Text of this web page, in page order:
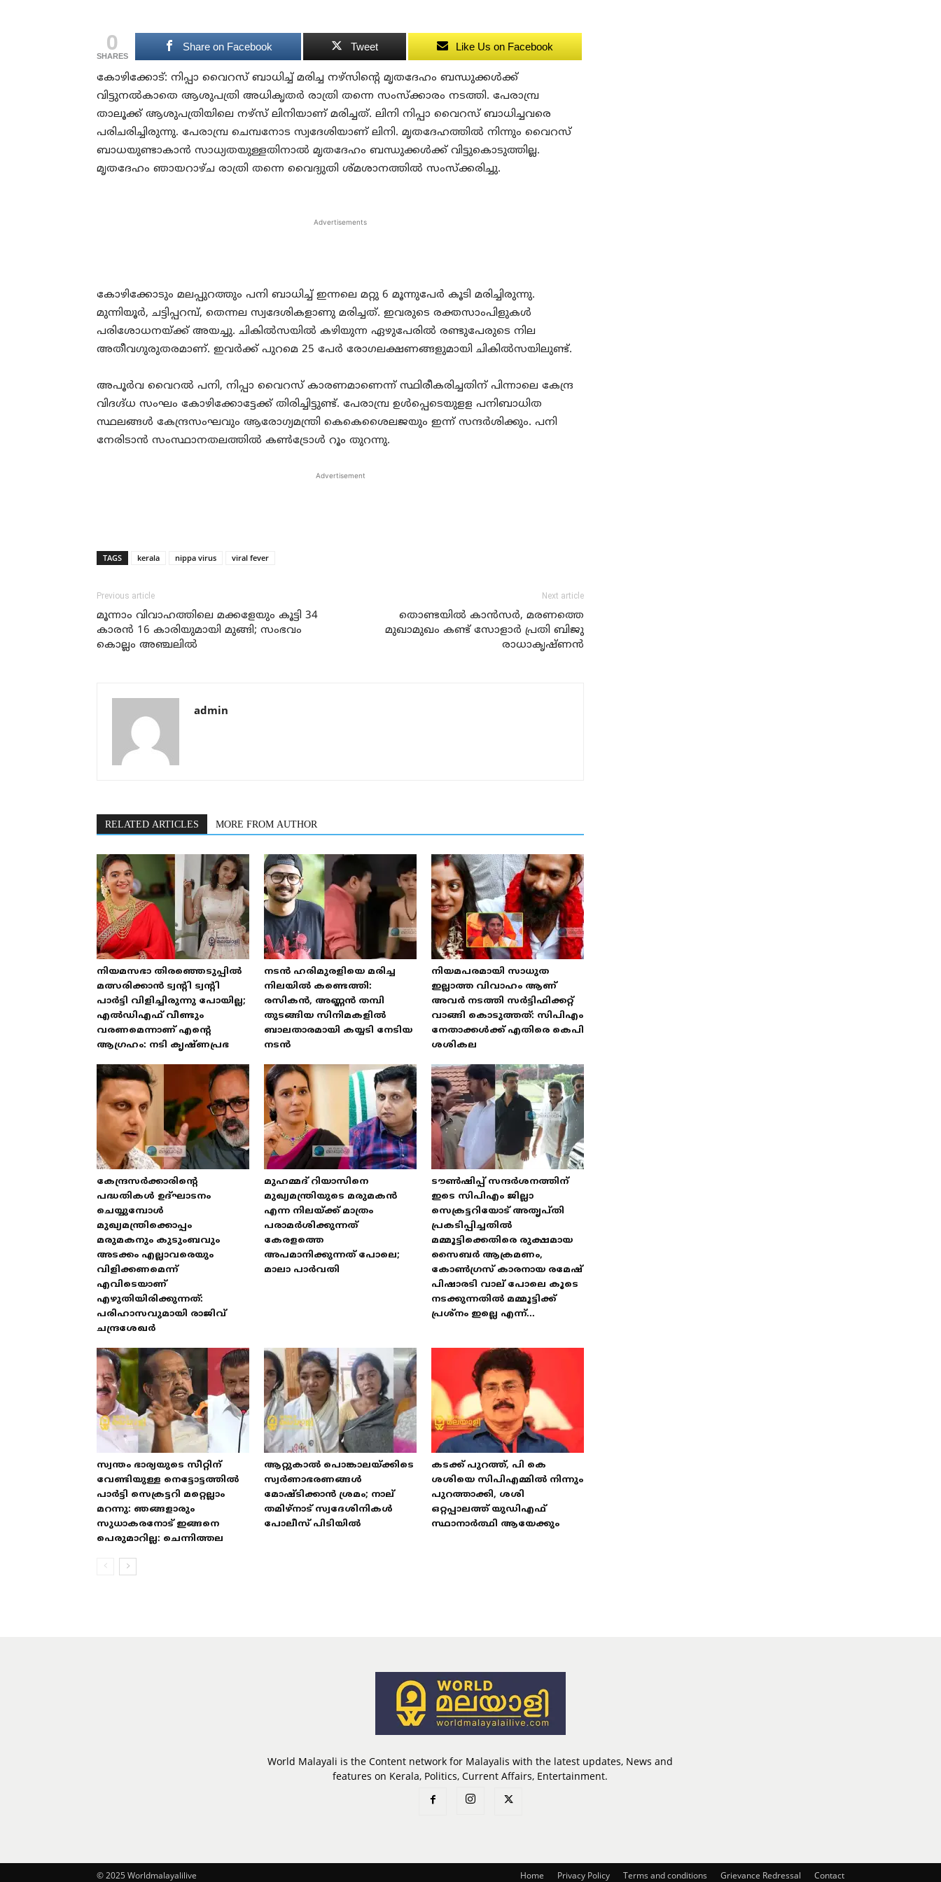
0
SHARES
Share on Facebook Tweet Like Us on Facebook
കോഴിക്കോട്: നിപ്പാ വൈറസ് ബാധിച്ച് മരിച്ച നഴ്സിന്റെ മൃതദേഹം ബന്ധുക്കള്‍ക്ക്
വിട്ടുനല്‍കാതെ ആശുപത്രി അധികൃതര്‍ രാത്രി തന്നെ സംസ്‌ക്കാരം നടത്തി. പേരാമ്പ്ര
താലൂക്ക് ആശുപത്രിയിലെ നഴ്സ് ലിനിയാണ് മരിച്ചത്. ലിനി നിപ്പാ വൈറസ് ബാധിച്ചവരെ
പരിചരിച്ചിരുന്നു. പേരാമ്പ്ര ചെമ്പനോട സ്വദേശിയാണ് ലിനി. മൃതദേഹത്തില്‍ നിന്നും വൈറസ്
ബാധയുണ്ടാകാന്‍ സാധ്യതയുള്ളതിനാല്‍ മൃതദേഹം ബന്ധുക്കള്‍ക്ക് വിട്ടുകൊടുത്തില്ല.
മൃതദേഹം ഞായറാഴ്ച രാത്രി തന്നെ വൈദ്യുതി ശ്മശാനത്തില്‍ സംസ്‌ക്കരിച്ചു.
Advertisements
കോഴിക്കോടും മലപ്പുറത്തും പനി ബാധിച്ച് ഇന്നലെ മറ്റു 6 മൂന്നുപേര്‍ കൂടി മരിച്ചിരുന്നു.
മുന്നിയൂര്‍, ചട്ടിപ്പറമ്പ്, തെന്നല സ്വദേശികളാണു മരിച്ചത്. ഇവരുടെ രക്തസാംപിളുകള്‍
പരിശോധനയ്ക്ക് അയച്ചു. ചികില്‍സയില്‍ കഴിയുന്ന ഏഴുപേരില്‍ രണ്ടുപേരുടെ നില
അതീവഗുരുതരമാണ്. ഇവര്‍ക്ക് പുറമെ 25 പേര്‍ രോഗലക്ഷണങ്ങളുമായി ചികില്‍സയിലുണ്ട്.
അപൂര്‍വ വൈറല്‍ പനി, നിപ്പാ വൈറസ് കാരണമാണെന്ന് സ്ഥിരീകരിച്ചതിന് പിന്നാലെ കേന്ദ്ര
വിദഗ്ദ്ധ സംഘം കോഴിക്കോട്ടേക്ക് തിരിച്ചിട്ടുണ്ട്. പേരാമ്പ്ര ഉള്‍പ്പെടെയുളള പനിബാധിത
സ്ഥലങ്ങള്‍ കേന്ദ്രസംഘവും ആരോഗ്യമന്ത്രി കെകെശൈലജയും ഇന്ന് സന്ദര്‍ശിക്കും. പനി
നേരിടാന്‍ സംസ്ഥാനതലത്തില്‍ കണ്‍ട്രോള്‍ റൂം തുറന്നു.
Advertisement
TAGS kerala nippa virus viral fever
Previous article
മൂന്നാം വിവാഹത്തിലെ മക്കളേയും കൂട്ടി 34
കാരന്‍ 16 കാരിയുമായി മുങ്ങി; സംഭവം
കൊല്ലം അഞ്ചലില്‍
Next article
തൊണ്ടയില്‍ കാന്‍സര്‍, മരണത്തെ
മുഖാമുഖം കണ്ട് സോളാര്‍ പ്രതി ബിജു
രാധാകൃഷ്ണന്‍
admin
RELATED ARTICLES MORE FROM AUTHOR
നിയമസഭാ തിരഞ്ഞെടുപ്പിൽ
മത്സരിക്കാൻ ട്വന്റി ട്വന്റി
പാർട്ടി വിളിച്ചിരുന്നു പോയില്ല;
എൽഡിഎഫ് വീണ്ടും
വരണമെന്നാണ് എന്റെ
ആഗ്രഹം: നടി കൃഷ്ണപ്രഭ
നടൻ ഹരിമുരളിയെ മരിച്ച
നിലയിൽ കണ്ടെത്തി:
രസികൻ, അണ്ണൻ തമ്പി
തുടങ്ങിയ സിനിമകളിൽ
ബാലതാരമായി കയ്യടി നേടിയ
നടൻ
നിയമപരമായി സാധുത
ഇല്ലാത്ത വിവാഹം ആണ്
അവർ നടത്തി സർട്ടിഫിക്കറ്റ്
വാങ്ങി കൊടുത്തത്: സിപിഎം
നേതാക്കൾക്ക് എതിരെ കെപി
ശശികല
കേന്ദ്രസർക്കാരിന്റെ
പദ്ധതികൾ ഉദ്ഘാടനം
ചെയ്യുമ്പോൾ
മുഖ്യമന്ത്രിക്കൊപ്പം
മരുമകനും കുടുംബവും
അടക്കം എല്ലാവരെയും
വിളിക്കണമെന്ന്
എവിടെയാണ്
എഴുതിയിരിക്കുന്നത്:
പരിഹാസവുമായി രാജിവ്
ചന്ദ്രശേഖർ
മുഹമ്മദ് റിയാസിനെ
മുഖ്യമന്ത്രിയുടെ മരുമകൻ
എന്ന നിലയ്ക്ക് മാത്രം
പരാമർശിക്കുന്നത്
കേരളത്തെ
അപമാനിക്കുന്നത് പോലെ;
മാലാ പാർവതി
ടൗൺഷിപ്പ് സന്ദർശനത്തിന്
ഇടെ സിപിഎം ജില്ലാ
സെക്രട്ടറിയോട് അതൃപ്തി
പ്രകടിപ്പിച്ചതിൽ
മമ്മൂട്ടിക്കെതിരെ രുക്ഷമായ
സൈബർ ആക്രമണം,
കോൺഗ്രസ് കാരനായ രമേഷ്
പിഷാരടി വാല് പോലെ കൂടെ
നടക്കുന്നതിൽ മമ്മൂട്ടിക്ക്
പ്രശ്‌നം ഇല്ലെ എന്ന്...
സ്വന്തം ഭാര്യയുടെ സീറ്റിന്
വേണ്ടിയുള്ള നെട്ടോട്ടത്തിൽ
പാർട്ടി സെക്രട്ടറി മറ്റെല്ലാം
മറന്നു: ഞങ്ങളാരും
സുധാകരനോട് ഇങ്ങനെ
പെരുമാറില്ല: ചെന്നിത്തല
ആറ്റുകാൽ പൊങ്കാലയ്ക്കിടെ
സ്വർണാഭരണങ്ങൾ
മോഷ്ടിക്കാൻ ശ്രമം; നാല്
തമിഴ്‌നാട് സ്വദേശിനികൾ
പോലീസ് പിടിയിൽ
കടക്ക് പുറത്ത്, പി കെ
ശശിയെ സിപിഎമ്മിൽ നിന്നും
പുറത്താക്കി, ശശി
ഒറ്റപ്പാലത്ത് യുഡിഎഫ്
സ്ഥാനാർത്ഥി ആയേക്കും
World Malayali is the Content network for Malayalis with the latest updates, News and
features on Kerala, Politics, Current Affairs, Entertainment.
Home Privacy Policy Terms and conditions Grievance Redressal Contact
© 2025 Worldmalayalilive